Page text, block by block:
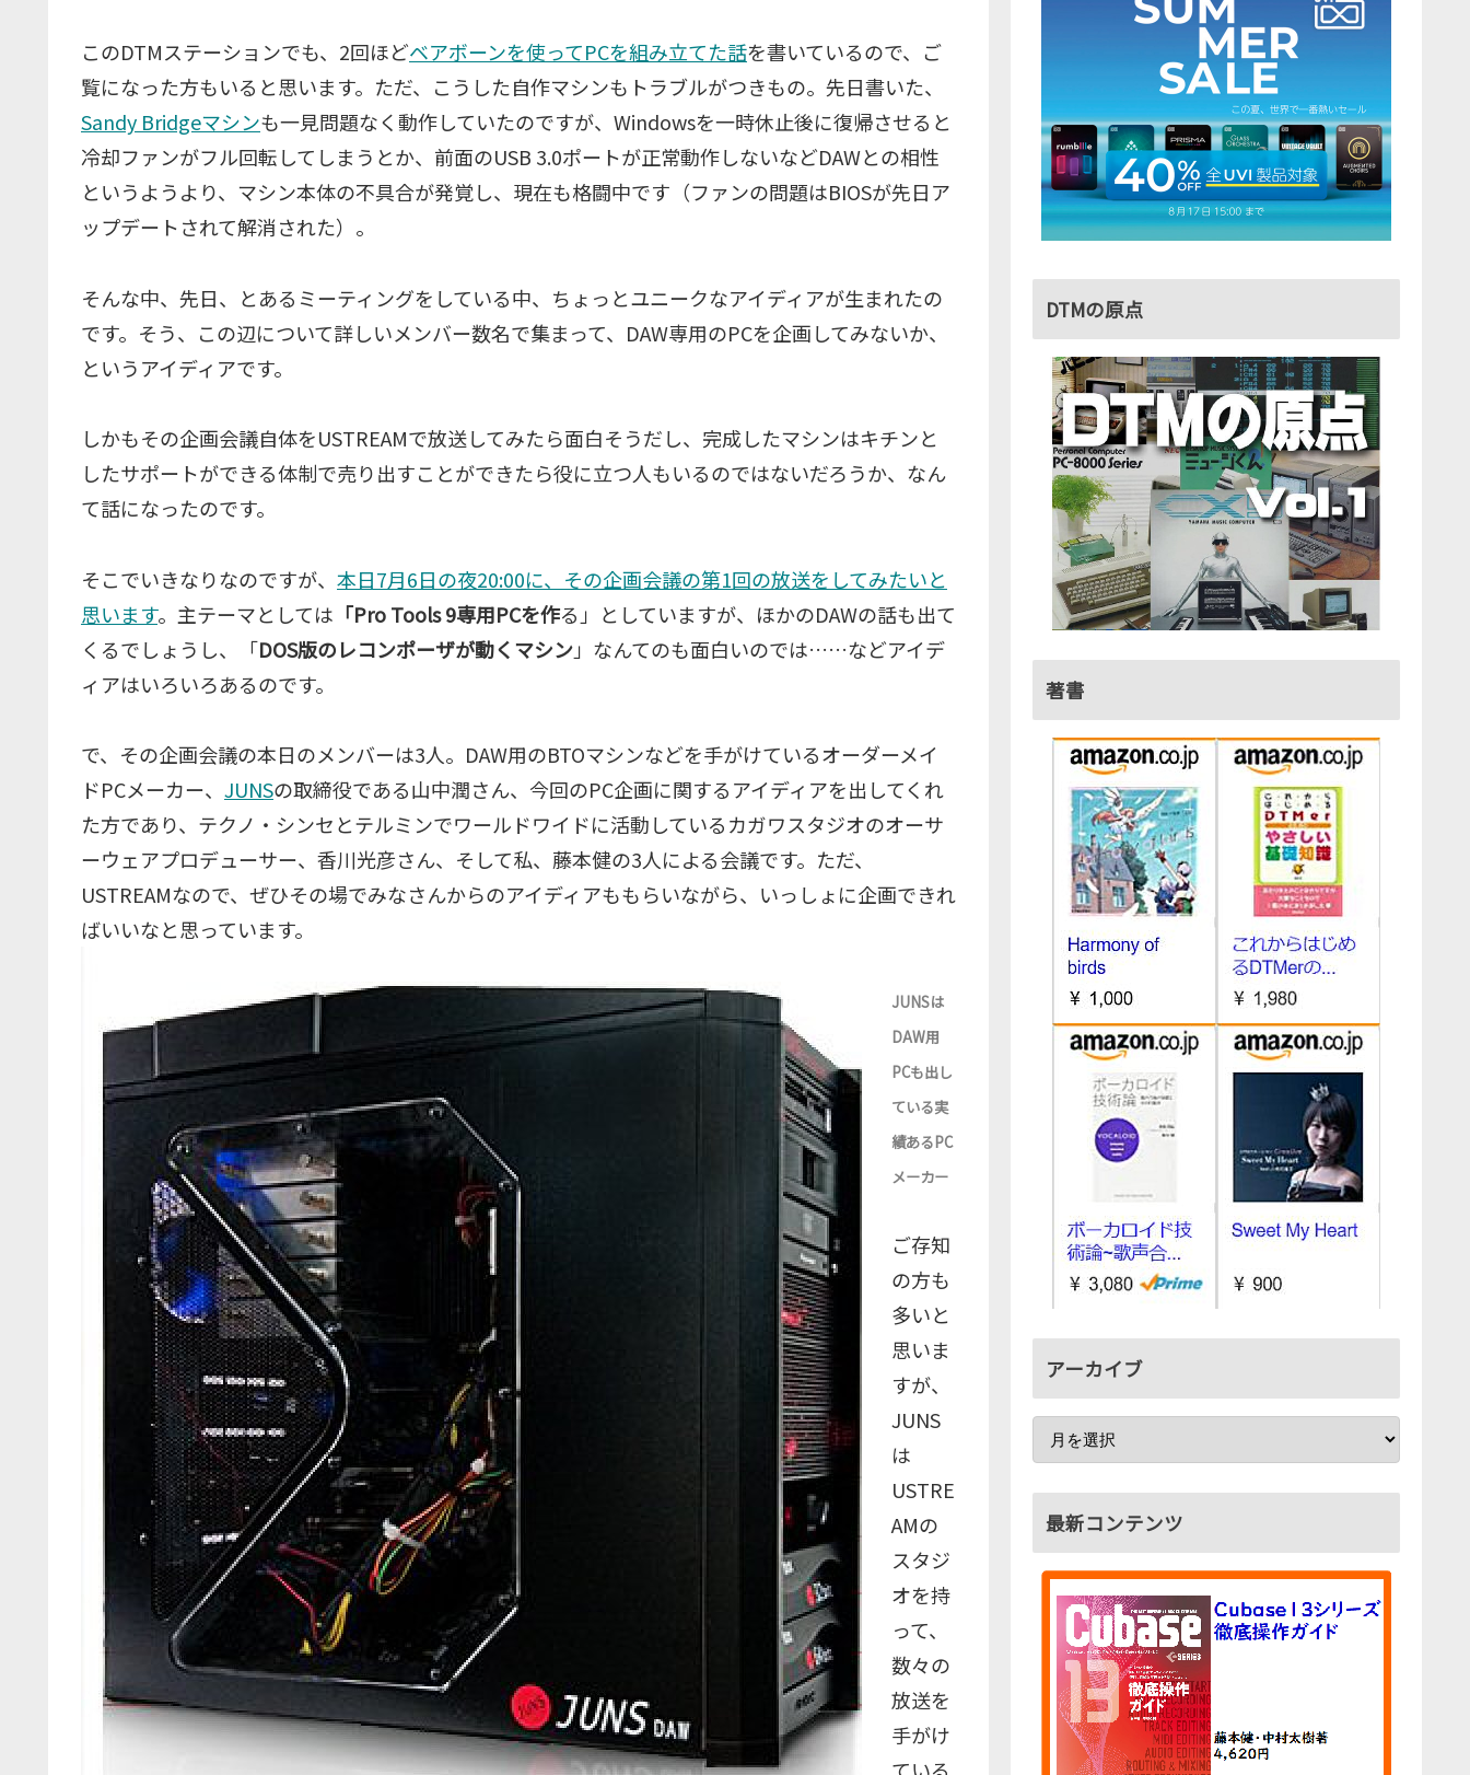
このDTMステーションでも、2回ほどベアボーンを使ってPCを組み立てた話を書いているので、ご
覧になった方もいると思います。ただ、こうした自作マシンもトラブルがつきもの。先日書いた、
Sandy Bridgeマシンも一見問題なく動作していたのですが、Windowsを一時休止後に復帰させると
冷却ファンがフル回転してしまうとか、前面のUSB 3.0ポートが正常動作しないなどDAWとの相性
というようより、マシン本体の不具合が発覚し、現在も格闘中です（ファンの問題はBIOSが先日ア
ップデートされて解消された）。
そんな中、先日、とあるミーティングをしている中、ちょっとユニークなアイディアが生まれたの
です。そう、この辺について詳しいメンバー数名で集まって、DAW専用のPCを企画してみないか、
というアイディアです。
しかもその企画会議自体をUSTREAMで放送してみたら面白そうだし、完成したマシンはキチンと
したサポートができる体制で売り出すことができたら役に立つ人もいるのではないだろうか、なん
て話になったのです。
そこでいきなりなのですが、 本日7月6日の夜20:00に、その企画会議の第1回の放送をしてみたいと
思います。主テーマとしては 「Pro Tools 9専用PCを作る」としていますが、ほかのDAWの話も出て
くるでしょうし、「DOS版のレコンポーザが動くマシン」なんてのも面白いのでは……などアイデ
ィアはいろいろあるのです。
で、その企画会議の本日のメンバーは3人。DAW用のBTOマシンなどを手がけているオーダーメイ
ドPCメーカー、 JUNSの取締役である山中潤さん、今回のPC企画に関するアイディアを出してくれ
た方であり、テクノ・シンセとテルミンでワールドワイドに活動しているカガワスタジオのオーサ
ーウェアプロデューサー、香川光彦さん、そして私、藤本健の3人による会議です。ただ、
USTREAMなので、ぜひその場でみなさんからのアイディアももらいながら、いっしょに企画できれ
ばいいなと思っています。
JUNSは
DAW用
PCも出し
ている実
績あるPC
メーカー
ご存知
の方も
多いと
思いま
すが、
JUNS
は
USTRE
AMの
スタジ
オを持
って、
数々の
放送を
手がけ
DTMの原点
著書
アーカイブ
最新コンテンツ